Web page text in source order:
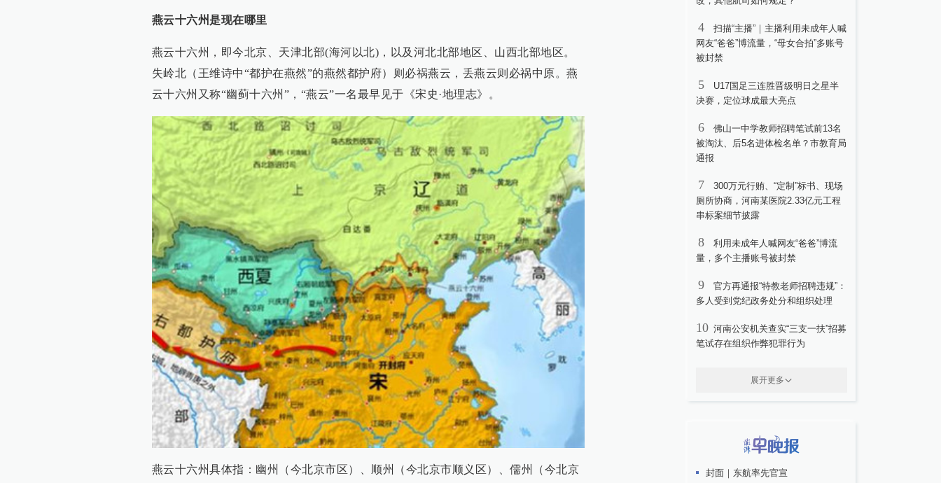
燕云十六州是现在哪里
燕云十六州，即今北京、天津北部(海河以北)，以及河北北部地区、山西北部地区。
失岭北（王维诗中“都护在燕然”的燕然都护府）则必祸燕云，丢燕云则必祸中原。燕
云十六州又称“幽蓟十六州”，“燕云”一名最早见于《宋史·地理志》。
燕云十六州具体指：幽州（今北京市区）、顺州（今北京市顺义区）、儒州（今北京
4
扫描“主播”｜主播利用未成年人喊
网友“爸爸”博流量，“母女合拍”多账号
被封禁
5
U17国足三连胜晋级明日之星半
决赛，定位球成最大亮点
6
佛山一中学教师招聘笔试前13名
被淘汰、后5名进体检名单？市教育局
通报
7
300万元行贿、“定制”标书、现场
厕所协商，河南某医院2.33亿元工程
串标案细节披露
8
利用未成年人喊网友“爸爸”博流
量，多个主播账号被封禁
9
官方再通报“特教老师招聘违规”：
多人受到党纪政务处分和组织处理
10 河南公安机关查实“三支一扶”招募
笔试存在组织作弊犯罪行为
展开更多
封面｜东航率先官宣